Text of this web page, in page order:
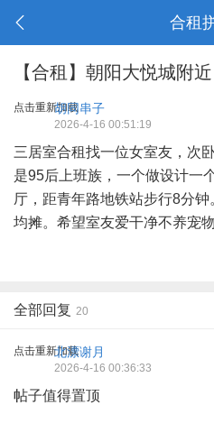
合租
【合租】朝阳大悦城附
点击重新加载胡同串子
2026-4-16 00:51:19
三居室合租找一位女室友，次
是95后上班族，一个做设计一
厅，距青年路地铁站步行8分
均摊。希望室友爱干净不养宠
全部回复 20
点击重新加载北漂谢月
2026-4-16 00:36:33
帖子值得置顶